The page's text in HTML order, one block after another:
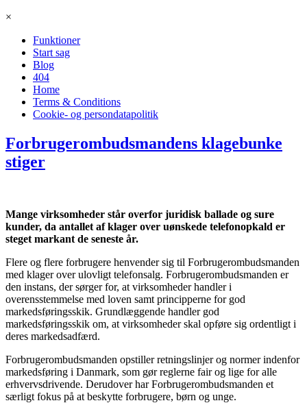
×
Funktioner
Start sag
Blog
404
Home
Terms & Conditions
Cookie- og persondatapolitik
Forbrugerombudsmandens klagebunke
stiger
Mange virksomheder står overfor juridisk ballade og sure
kunder, da antallet af klager over uønskede telefonopkald er
steget markant de seneste år.
Flere og flere forbrugere henvender sig til Forbrugerombudsmanden
med klager over ulovligt telefonsalg. Forbrugerombudsmanden er
den instans, der sørger for, at virksomheder handler i
overensstemmelse med loven samt principperne for god
markedsføringsskik. Grundlæggende handler god
markedsføringsskik om, at virksomheder skal opføre sig ordentligt i
deres markedsadfærd.
Forbrugerombudsmanden opstiller retningslinjer og normer indenfor
markedsføring i Danmark, som gør reglerne fair og lige for alle
erhvervsdrivende. Derudover har Forbrugerombudsmanden et
særligt fokus på at beskytte forbrugere, børn og unge.